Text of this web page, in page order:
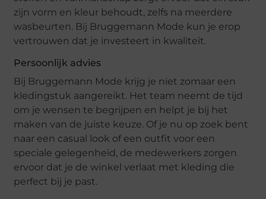
zijn vorm en kleur behoudt, zelfs na meerdere
wasbeurten. Bij Bruggemann Mode kun je erop
vertrouwen dat je investeert in kwaliteit.
Persoonlijk advies
Bij Bruggemann Mode krijg je niet zomaar een
kledingstuk aangereikt. Het team neemt de tijd
om je wensen te begrijpen en helpt je bij het
maken van de juiste keuze. Of je nu op zoek bent
naar een casual look of een outfit voor een
speciale gelegenheid, de medewerkers zorgen
ervoor dat je de winkel verlaat met kleding die
perfect bij je past.